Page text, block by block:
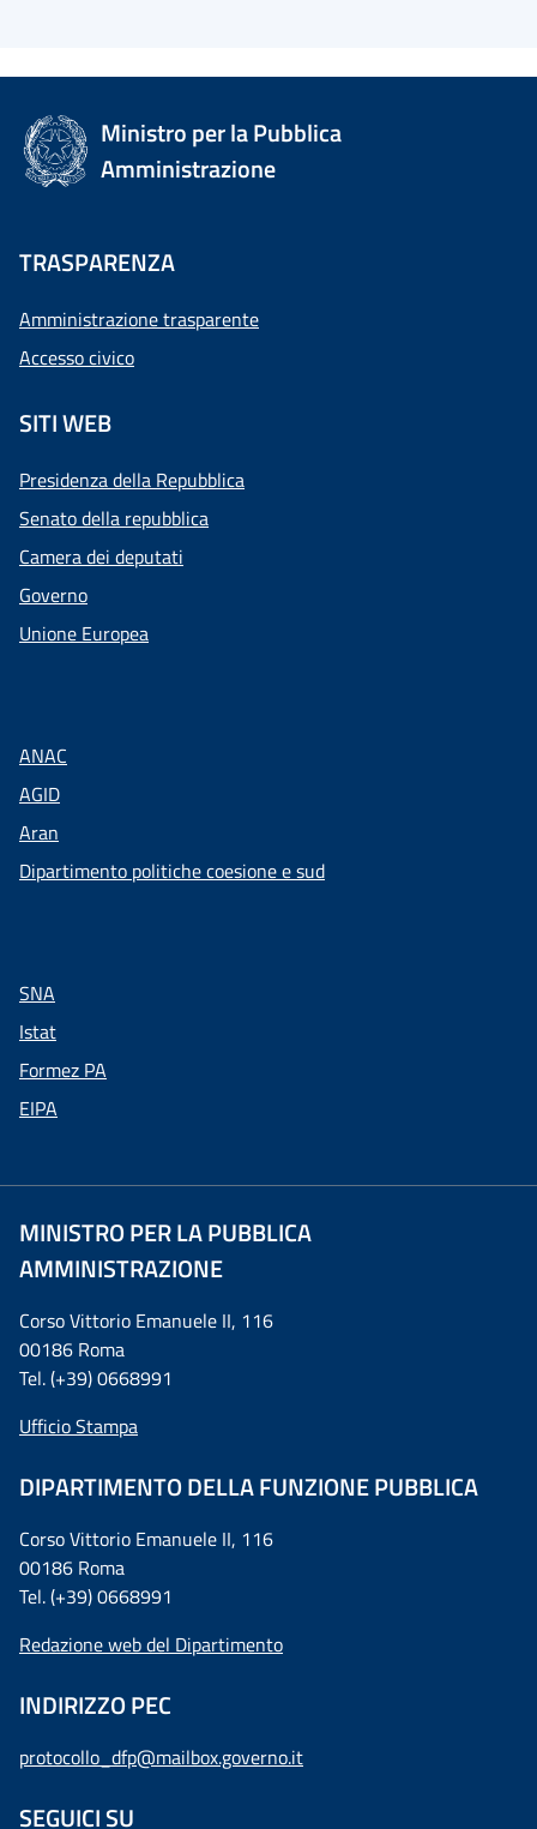
Ministro per la Pubblica
Amministrazione
TRASPARENZA
Amministrazione trasparente
Accesso civico
SITI WEB
Presidenza della Repubblica
Senato della repubblica
Camera dei deputati
Governo
Unione Europea
ANAC
AGID
Aran
Dipartimento politiche coesione e sud
SNA
Istat
Formez PA
EIPA
MINISTRO PER LA PUBBLICA
AMMINISTRAZIONE
Corso Vittorio Emanuele II, 116
00186 Roma
Tel. (+39) 0668991
Ufficio Stampa
DIPARTIMENTO DELLA FUNZIONE PUBBLICA
Corso Vittorio Emanuele II, 116
00186 Roma
Tel. (+39) 0668991
Redazione web del Dipartimento
INDIRIZZO PEC
protocollo_dfp@mailbox.governo.it
SEGUICI SU